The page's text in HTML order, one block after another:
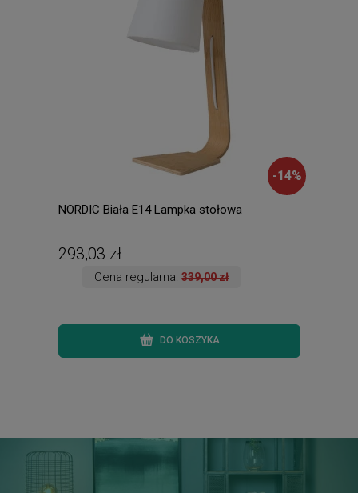
-14%
NORDIC Biała E14 Lampka stołowa
293,03 zł
Cena regularna:339,00 zł
DO KOSZYKA